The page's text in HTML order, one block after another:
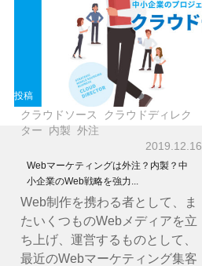
投稿
クラウドソース
クラウドディレク
ター
内製 外注
2019.12.16
Webマーケティングは外注？内製？中
小企業のWeb戦略を強力...
Web制作を携わる者として、ま
たいくつものWebメディアを立
ち上げ、運営するものとして、
最近のWebマーケティング集客